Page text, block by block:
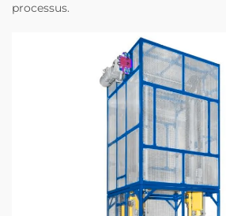
processus.